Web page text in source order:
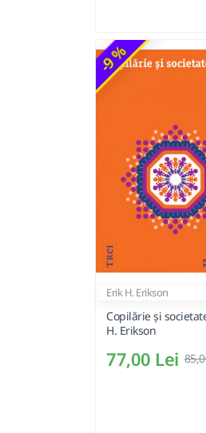
-9 %
Erik H. Erikson
Copilărie şi
H. Erikson
77,00 Lei